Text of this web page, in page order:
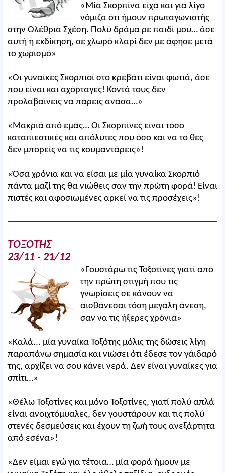
«Μία Σκορπίνα είχα και για λίγο
νόμιζα ότι ήμουν πρωταγωνιστής
στην Ολέθρια Σχέση. Πολύ δράμα ρε παιδί μου… άσε
αυτή η εκδίκηση, σε χλωρό κλαρί δεν με άφησε μετά
το χωρισμό»
«Οι γυναίκες Σκορπιοί στο κρεβάτι είναι φωτιά, άσε
που είναι και αχόρταγες! Κοντά τους δεν
προλαβαίνεις να πάρεις ανάσα…»
«Μακριά από εμάς… Οι Σκορπίνες είναι τόσο
καταπιεστικές και απόλυτες που όσο και να το θες
δεν μπορείς να τις κουμαντάρεις»!
«Όσα χρόνια και να είσαι με μία γυναίκα Σκορπιό
πάντα μαζί της θα νιώθεις σαν την πρώτη φορά! Είναι
πιστές και αφοσιωμένες αρκεί να τις προσέχεις»!
ΤΟΞΟΤΗΣ
23/11 - 21/12
«Γουστάρω τις Τοξοτίνες γιατί από
την πρώτη στιγμή που τις
γνωρίσεις σε κάνουν να
αισθάνεσαι τόση μεγάλη άνεση,
σαν να τις ήξερες χρόνια»
«Καλά... μία γυναίκα Τοξότης μόλις της δώσεις λίγη
παραπάνω σημασία και νιώσει ότι έδεσε τον γάιδαρό
της, αρχίζει να σου κάνει νερά. Δεν είναι γυναίκες για
σπίτι…»
«Θέλω Τοξοτίνες και μόνο Τοξοτίνες, γιατί πολύ απλά
είναι ανοιχτόμυαλες, δεν γουστάρουν και τις πολύ
στενές δεσμεύσεις και έχουν τη ζωή τους ανεξάρτητα
από εσένα»!
«Δεν είμαι εγώ για τέτοια… μία φορά ήμουν με